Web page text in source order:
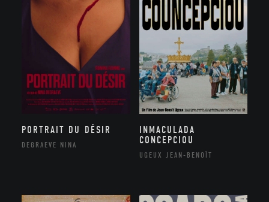
PORTRAIT DU DÉSIR
DEGRAEVE NINA
INMACULADA
CONCEPCIOU
UGEUX JEAN-BENOÎT